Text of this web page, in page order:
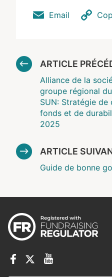
Email
ARTICLE
Alliance de la
groupe régional
SUN: Stratégie de
fonds et de
2025
ARTICLE
Guide de bonne